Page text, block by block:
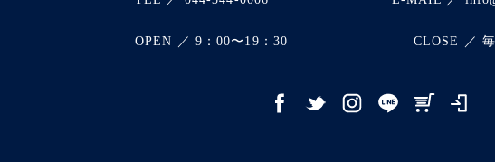
OPEN ／ 9：00〜19：30 CLOSE ／